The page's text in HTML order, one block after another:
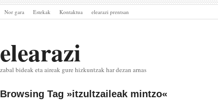
Nor gara Estekak Kontaktua elearazi prentsan
elearazi
zabal bideak eta aireak gure hizkuntzak har dezan arnas
Browsing Tag »itzultzaileak mintzo«